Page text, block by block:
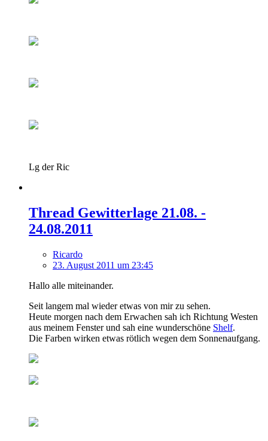
Lg der Ric
Thread Gewitterlage 21.08. -
24.08.2011
Ricardo
23. August 2011 um 23:45
Hallo alle miteinander.
Seit langem mal wieder etwas von mir zu sehen.
Heute morgen nach dem Erwachen sah ich Richtung Westen
aus meinem Fenster und sah eine wunderschöne Shelf.
Die Farben wirken etwas rötlich wegen dem Sonnenaufgang.